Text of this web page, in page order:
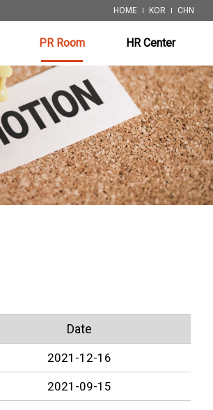
HOME KOR CHN
PR Room HR Center
Notice
Patents
Job Posting
Date
2021-12-16
2021-09-15